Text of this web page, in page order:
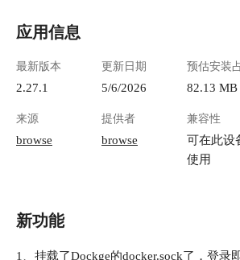
应用信息
最新版本
2.27.1
更新日期
5/6/2026
预估安装
82.13 MB
来源
browse
提供者
browse
兼容性
可在此设
使用
新功能
1、挂载了Dockge的docker.sock了，登录